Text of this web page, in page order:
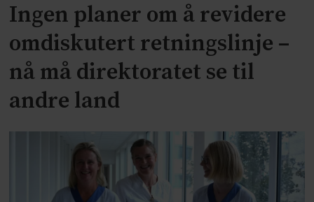
Ingen planer om å revidere
omdiskutert retningslinje –
nå må direktoratet se til
andre land